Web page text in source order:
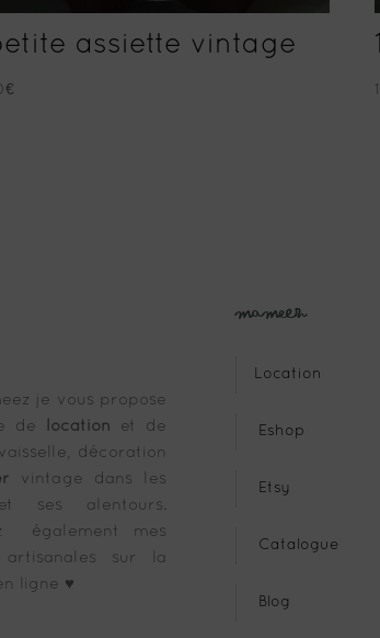
petite assiette vintage
€
je vous propose
de
location et de
décoration
vintage dans les
ses alentours.
également mes
artisanales sur la
ligne ♥
Mameez
Location
Eshop
Etsy
Catalogue
Blog